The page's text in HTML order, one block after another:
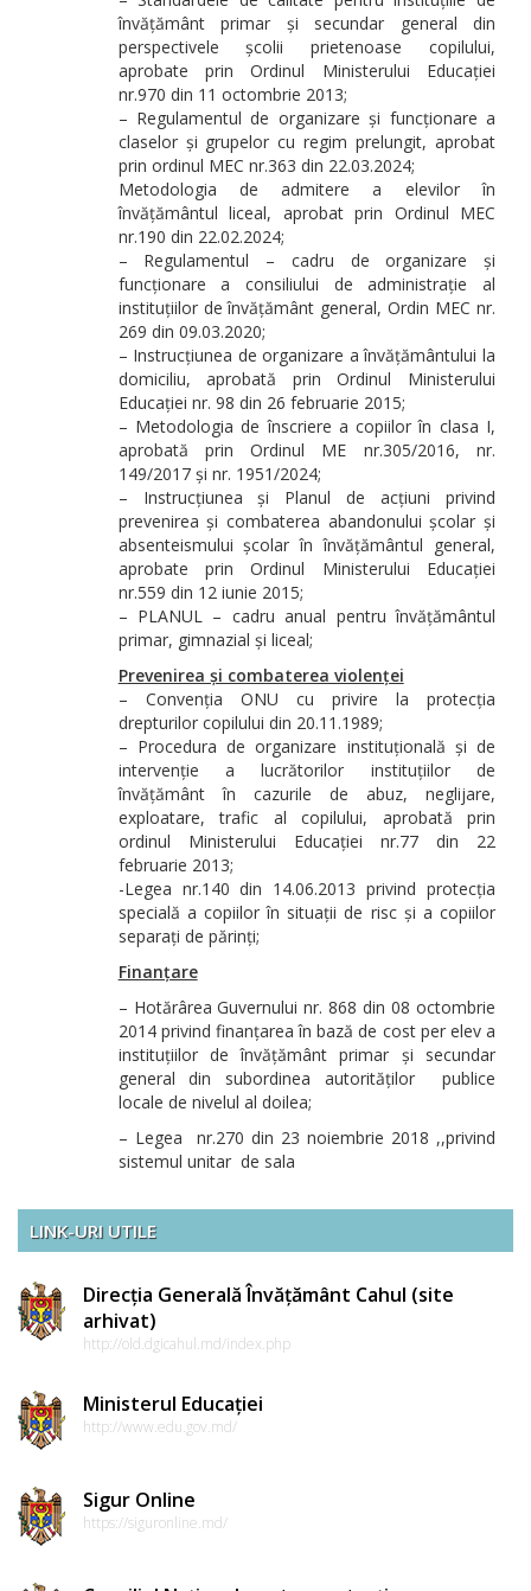
învățământ primar și secundar general din
perspectivele școlii prietenoase copilului,
aprobate prin Ordinul Ministerului Educației
nr.970 din 11 octombrie 2013;
– Regulamentul de organizare și funcționare a
claselor și grupelor cu regim prelungit, aprobat
prin ordinul MEC nr.363 din 22.03.2024;
Metodologia de admitere a elevilor în
învățământul liceal, aprobat prin Ordinul MEC
nr.190 din 22.02.2024;
– Regulamentul – cadru de organizare și
funcționare a consiliului de administrație al
instituțiilor de învățământ general, Ordin MEC nr.
269 din 09.03.2020;
– Instrucțiunea de organizare a învățământului la
domiciliu, aprobată prin Ordinul Ministerului
Educației nr. 98 din 26 februarie 2015;
– Metodologia de înscriere a copiilor în clasa I,
aprobată prin Ordinul ME nr.305/2016, nr.
149/2017 și nr. 1951/2024;
– Instrucțiunea și Planul de acțiuni privind
prevenirea și combaterea abandonului școlar și
absenteismului școlar în învățământul general,
aprobate prin Ordinul Ministerului Educației
nr.559 din 12 iunie 2015;
– PLANUL – cadru anual pentru învățământul
primar, gimnazial și liceal;
Prevenirea și combaterea violenței
– Convenția ONU cu privire la protecția
drepturilor copilului din 20.11.1989;
– Procedura de organizare instituțională și de
intervenție a lucrătorilor instituțiilor de
învățământ în cazurile de abuz, neglijare,
exploatare, trafic al copilului, aprobată prin
ordinul Ministerului Educației nr.77 din 22
februarie 2013;
-Legea nr.140 din 14.06.2013 privind protecția
specială a copiilor în situații de risc și a copiilor
separați de părinți;
Finanțare
– Hotărârea Guvernului nr. 868 din 08 octombrie
2014 privind finanțarea în bază de cost per elev a
instituțiilor de învățământ primar și secundar
general din subordinea autorităților publice
locale de nivelul al doilea;
– Legea nr.270 din 23 noiembrie 2018 ,,privind
sistemul unitar de sala
LINK-URI UTILE
Direcția Generală Învățământ Cahul (site
arhivat)
http://old.dgicahul.md/index.php
Ministerul Educației
http://www.edu.gov.md/
Sigur Online
https://siguronline.md/